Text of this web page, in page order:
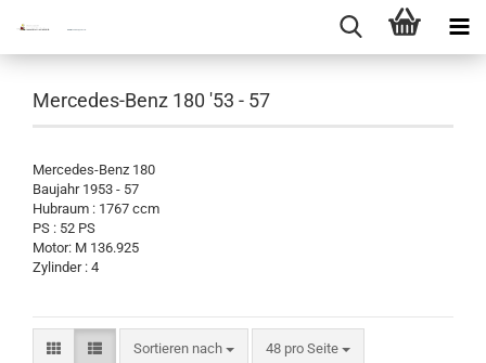
Mercedes-Benz 180 '53 - 57
Mercedes-Benz 180
Baujahr 1953 - 57
Hubraum : 1767 ccm
PS : 52 PS
Motor: M 136.925
Zylinder : 4
Sortieren nach
Sortieren nach 48 pro Seite
pro Seite